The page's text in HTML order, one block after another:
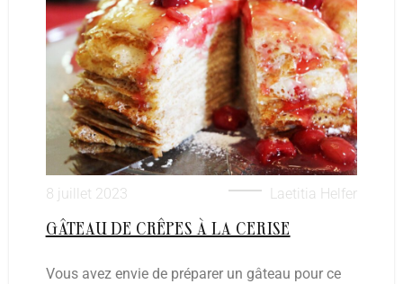
8 juillet 2023 Laetitia Helfer
GÂTEAU DE CRÊPES À LA CERISE
Vous avez envie de préparer un gâteau pour ce